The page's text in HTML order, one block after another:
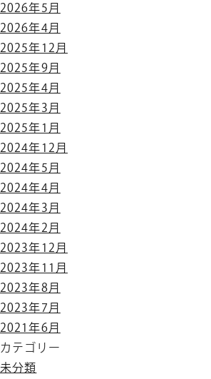
2026年5月
2026年4月
2025年12月
2025年9月
2025年4月
2025年3月
2025年1月
2024年12月
2024年5月
2024年4月
2024年3月
2024年2月
2023年12月
2023年11月
2023年8月
2023年7月
2021年6月
カテゴリー
未分類